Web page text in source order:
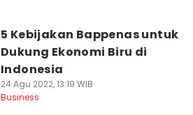
5 Kebijakan Bappenas untuk
Dukung Ekonomi Biru di
Indonesia
24 Agu 2022, 13:19 WIB
Business